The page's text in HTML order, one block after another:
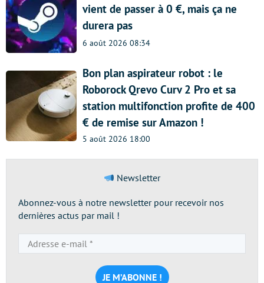
vient de passer à 0 €, mais ça ne
durera pas
6 août 2026 08:34
Bon plan aspirateur robot : le
Roborock Qrevo Curv 2 Pro et sa
station multifonction profite de 400
€ de remise sur Amazon !
5 août 2026 18:00
Newsletter
Abonnez-vous à notre newsletter pour recevoir nos
dernières actus par mail !
e-
mail
*